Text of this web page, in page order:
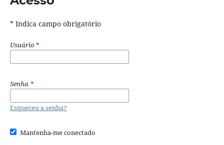
* Indica campo obrigatório
Usuário *
Senha *
Esqueceu a senha?
Mantenha-me conectado